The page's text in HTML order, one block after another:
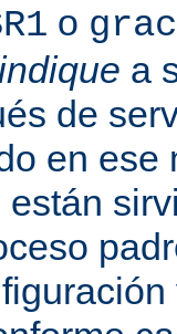
o
a
de
en ese